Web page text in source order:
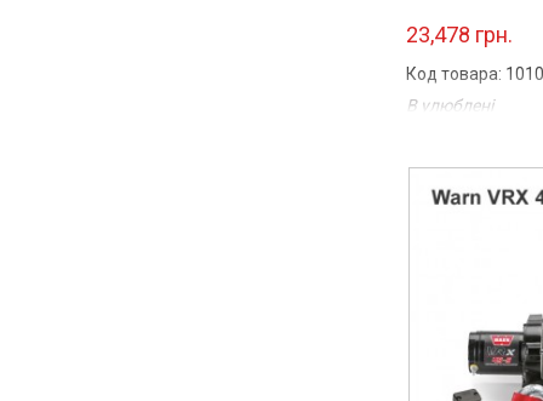
23,478 грн.
Код товара:
В улюблені
...